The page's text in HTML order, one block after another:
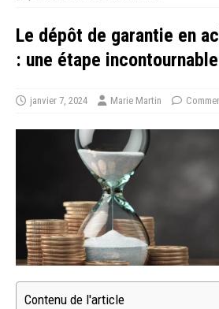
Le dépôt de garantie en
: une étape
janvier 7, 2024 Marie Martin
Contenu de l'article